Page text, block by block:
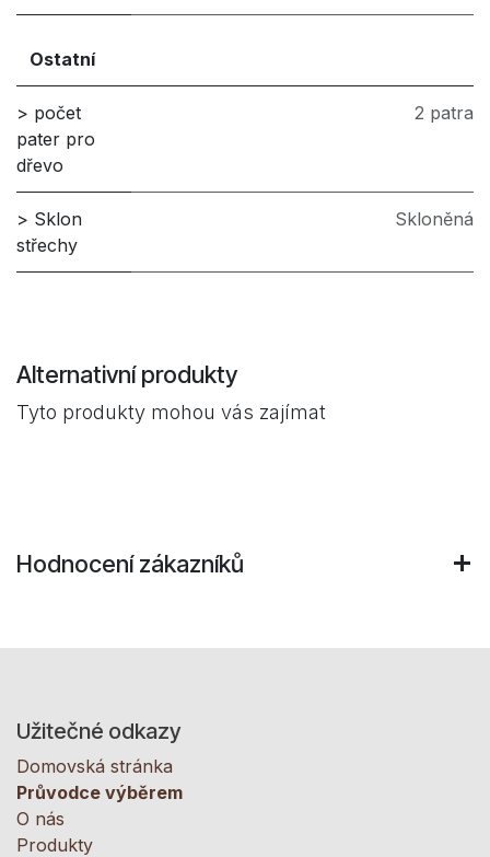
Ostatní
> počet
pater pro
dřevo
2 patra
> Sklon
střechy
Skloněná
Alternativní produkty
Tyto produkty mohou vás zajímat
Hodnocení zákazníků
Užitečné odkazy
Domovská stránka
Průvodce výběrem
O nás
Produkty